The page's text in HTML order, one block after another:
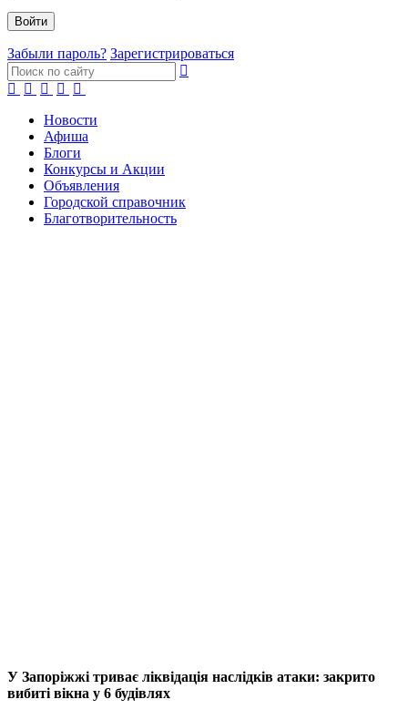
Забыли пароль? Зарегистрироваться
Новости
Афиша
Блоги
Конкурсы и Акции
Объявления
Городской справочник
Благотворительность
У Запоріжжі триває ліквідація наслідків атаки: закрито
вибиті вікна у 6 будівлях